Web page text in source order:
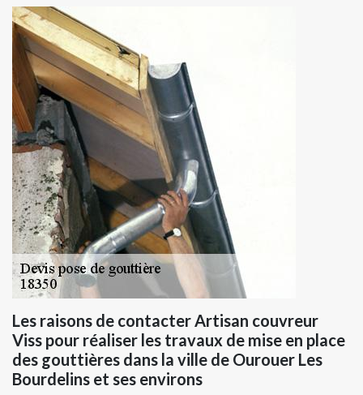
Les raisons de contacter Artisan couvreur
Viss pour réaliser les travaux de mise en place
des gouttières dans la ville de Ourouer Les
Bourdelins et ses environs